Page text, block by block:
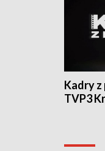
Kadry z
TVP3